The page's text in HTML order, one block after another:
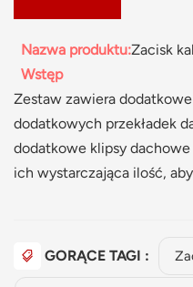
Nazwa produktu:Zacisk
Wstęp
Zestaw zawiera
dodatkowych przekładek
dodatkowe klipsy
ich wystarczająca ilość,
GORĄCE TAGI :